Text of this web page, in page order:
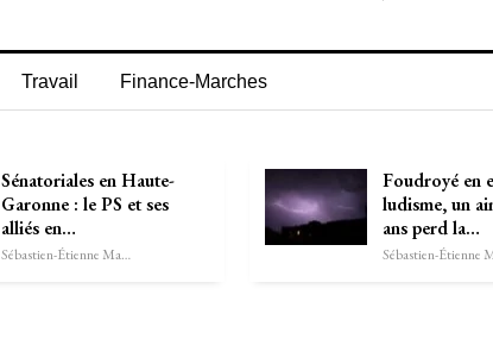
Travail Finance-Marches
Sénatoriales en Haute-
Garonne : le PS et ses
alliés en…
Sébastien-Étienne Marechal
Foudroyé en
ludisme, un
ans perd la…